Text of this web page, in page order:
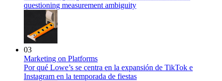
questioning measurement ambiguity
03
Marketing on Platforms
Por qué Lowe’s se centra en la expansión de TikTok e
Instagram en la temporada de fiestas